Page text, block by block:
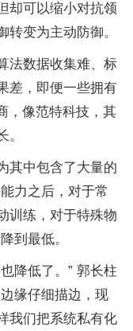
却可以缩小对抗领
变为主动防御。
法数据收集难、标
差，即便一些拥有
，像范特科技，其
其中包含了大量的
力之后，对于常
训练，对于特殊物
到最低。
降低了。” 郭长柱
缘仔细描边，现
我们把系统私有化